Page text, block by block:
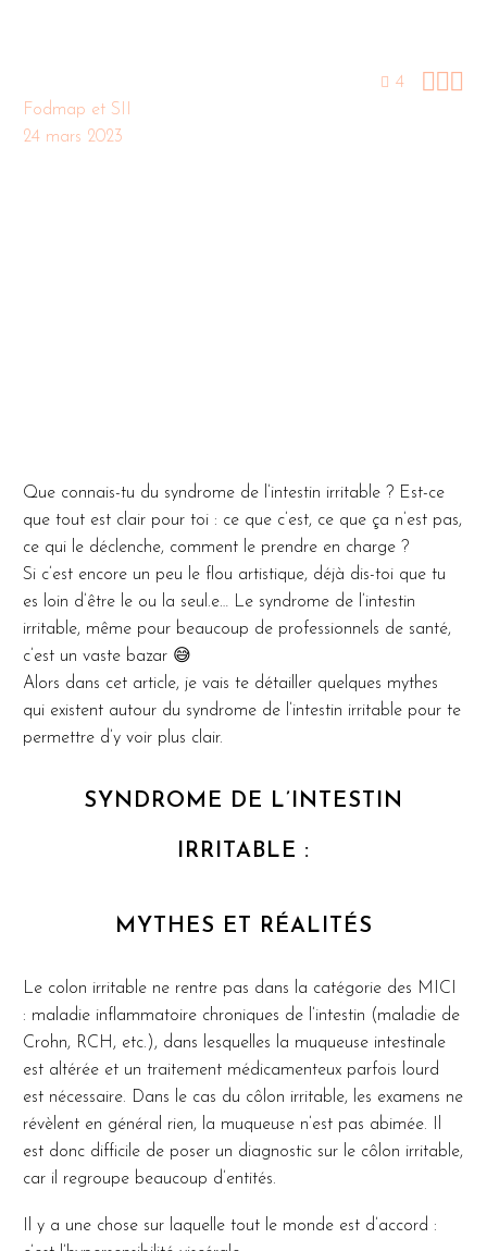
4 
Fodmap et SII
24 mars 2023
Que connais-tu du syndrome de l’intestin irritable ? Est-ce
que tout est clair pour toi : ce que c’est, ce que ça n’est pas,
ce qui le déclenche, comment le prendre en charge ?
Si c’est encore un peu le flou artistique, déjà dis-toi que tu
es loin d’être le ou la seul.e… Le syndrome de l’intestin
irritable, même pour beaucoup de professionnels de santé,
c’est un vaste bazar 😅
Alors dans cet article, je vais te détailler quelques mythes
qui existent autour du syndrome de l’intestin irritable pour te
permettre d’y voir plus clair.
SYNDROME DE L’INTESTIN
IRRITABLE :
MYTHES ET RÉALITÉS
Le colon irritable ne rentre pas dans la catégorie des MICI
: maladie inflammatoire chroniques de l’intestin (maladie de
Crohn, RCH, etc.), dans lesquelles la muqueuse intestinale
est altérée et un traitement médicamenteux parfois lourd
est nécessaire. Dans le cas du côlon irritable, les examens ne
révèlent en général rien, la muqueuse n’est pas abimée. Il
est donc difficile de poser un diagnostic sur le côlon irritable,
car il regroupe beaucoup d’entités.
Il y a une chose sur laquelle tout le monde est d’accord :